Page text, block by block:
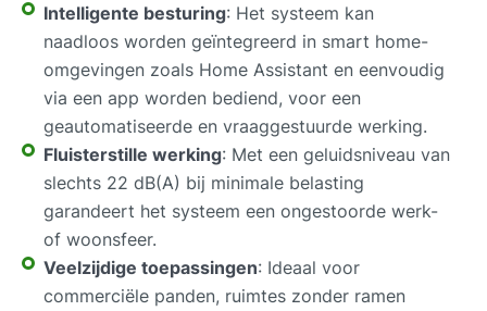
Intelligente besturing: Het systeem kan
naadloos worden geïntegreerd in smart home-
omgevingen zoals Home Assistant en eenvoudig
via een app worden bediend, voor een
geautomatiseerde en vraaggestuurde werking.
Fluisterstille werking: Met een geluidsniveau van
slechts 22 dB(A) bij minimale belasting
garandeert het systeem een ongestoorde werk-
of woonsfeer.
Veelzijdige toepassingen: Ideaal voor
commerciële panden, ruimtes zonder ramen